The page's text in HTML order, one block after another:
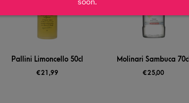
Pallini Limoncello 50cl
€21,99
Molinari Sambuca 70cl
€25,00